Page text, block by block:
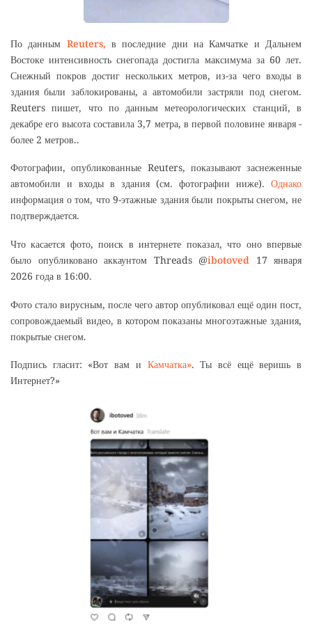
По данным Reuters, в последние дни на Камчатке и Дальнем
Востоке интенсивность снегопада достигла максимума за 60 лет.
Снежный покров достиг нескольких метров, из-за чего входы в
здания были заблокированы, а автомобили застряли под снегом.
Reuters пишет, что по данным метеорологических станций, в
декабре его высота составила 3,7 метра, в первой половине января -
более 2 метров..
Фотографии, опубликованные Reuters, показывают заснеженные
автомобили и входы в здания (см. фотографии ниже). Однако
информация о том, что 9-этажные здания были покрыты снегом, не
подтверждается.
Что касается фото, поиск в интернете показал, что оно впервые
было опубликовано аккаунтом Threads @ibotoved 17 января
2026 года в 16:00.
Фото стало вирусным, после чего автор опубликовал ещё один пост,
сопровождаемый видео, в котором показаны многоэтажные здания,
покрытые снегом.
Подпись гласит: «Вот вам и Камчатка». Ты всё ещё веришь в
Интернет?»